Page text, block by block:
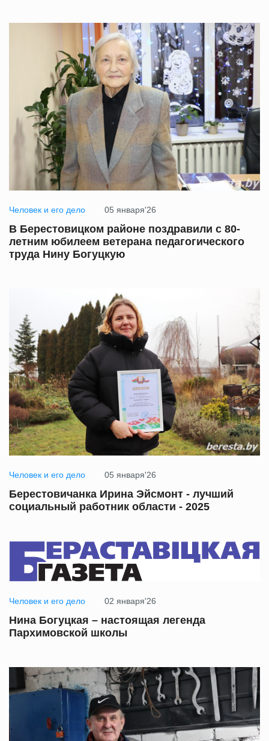
Человек и его дело 05 января'26
В Берестовицком районе поздравили с 80-
летним юбилеем ветерана педагогического
труда Нину Богуцкую
Человек и его дело 05 января'26
Берестовичанка Ирина Эйсмонт - лучший
социальный работник области - 2025
Человек и его дело 02 января'26
Нина Богуцкая – настоящая легенда
Пархимовской школы